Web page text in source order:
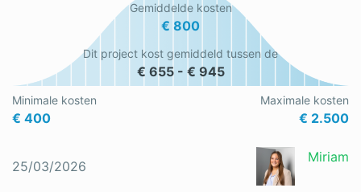
Rolluiken
Schilder
Schrijnwerker
Minimale kosten
€ 400
Gemiddelde kosten
€ 800
Maximale kosten
€ 2.500
Dit project kost gemiddeld tussen de
€ 655 - € 945
25/03/2026
Miriam